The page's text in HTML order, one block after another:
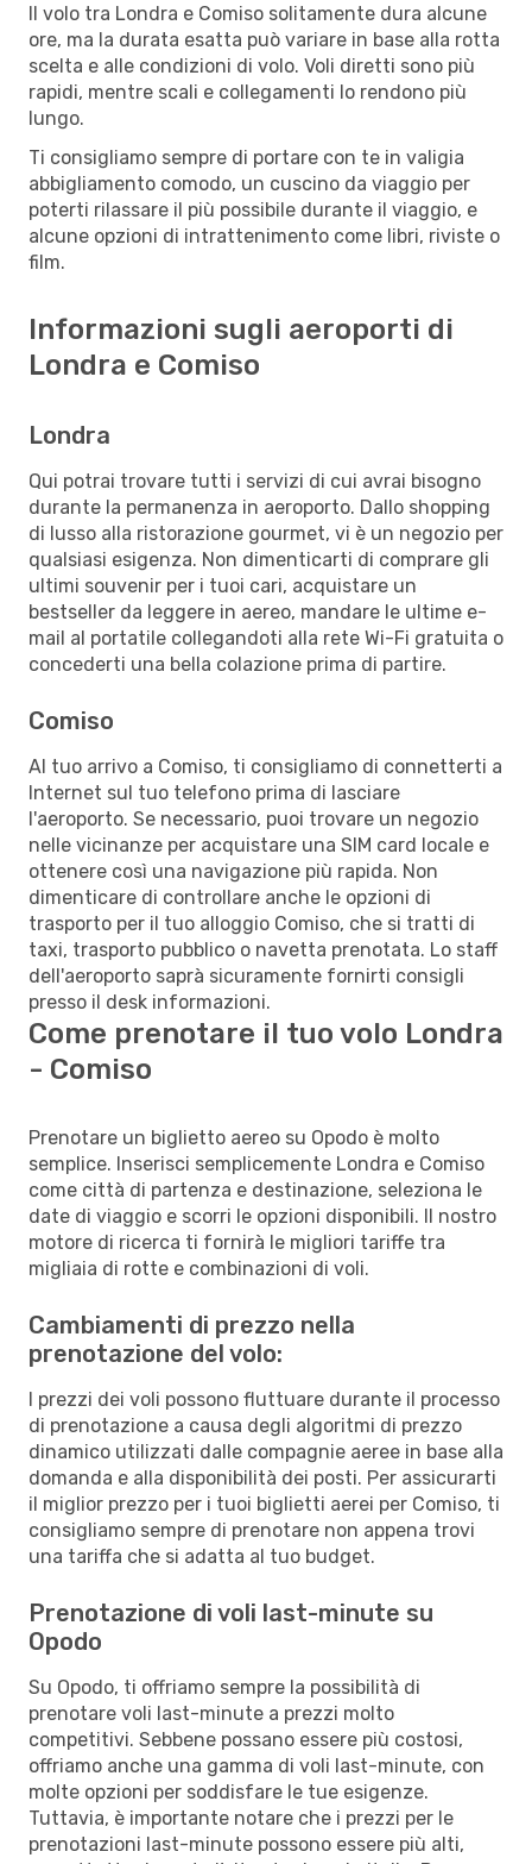
Il volo tra Londra e Comiso solitamente dura alcune
ore, ma la durata esatta può variare in base alla rotta
scelta e alle condizioni di volo. Voli diretti sono più
rapidi, mentre scali e collegamenti lo rendono più
lungo.
Ti consigliamo sempre di portare con te in valigia
abbigliamento comodo, un cuscino da viaggio per
poterti rilassare il più possibile durante il viaggio, e
alcune opzioni di intrattenimento come libri, riviste o
film.
Informazioni sugli aeroporti di
Londra e Comiso
Londra
Qui potrai trovare tutti i servizi di cui avrai bisogno
durante la permanenza in aeroporto. Dallo shopping
di lusso alla ristorazione gourmet, vi è un negozio per
qualsiasi esigenza. Non dimenticarti di comprare gli
ultimi souvenir per i tuoi cari, acquistare un
bestseller da leggere in aereo, mandare le ultime e-
mail al portatile collegandoti alla rete Wi-Fi gratuita o
concederti una bella colazione prima di partire.
Comiso
Al tuo arrivo a Comiso, ti consigliamo di connetterti a
Internet sul tuo telefono prima di lasciare
l'aeroporto. Se necessario, puoi trovare un negozio
nelle vicinanze per acquistare una SIM card locale e
ottenere così una navigazione più rapida. Non
dimenticare di controllare anche le opzioni di
trasporto per il tuo alloggio Comiso, che si tratti di
taxi, trasporto pubblico o navetta prenotata. Lo staff
dell'aeroporto saprà sicuramente fornirti consigli
presso il desk informazioni.
Come prenotare il tuo volo Londra
- Comiso
Prenotare un biglietto aereo su Opodo è molto
semplice. Inserisci semplicemente Londra e Comiso
come città di partenza e destinazione, seleziona le
date di viaggio e scorri le opzioni disponibili. Il nostro
motore di ricerca ti fornirà le migliori tariffe tra
migliaia di rotte e combinazioni di voli.
Cambiamenti di prezzo nella
prenotazione del volo:
I prezzi dei voli possono fluttuare durante il processo
di prenotazione a causa degli algoritmi di prezzo
dinamico utilizzati dalle compagnie aeree in base alla
domanda e alla disponibilità dei posti. Per assicurarti
il miglior prezzo per i tuoi biglietti aerei per Comiso, ti
consigliamo sempre di prenotare non appena trovi
una tariffa che si adatta al tuo budget.
Prenotazione di voli last-minute su
Opodo
Su Opodo, ti offriamo sempre la possibilità di
prenotare voli last-minute a prezzi molto
competitivi. Sebbene possano essere più costosi,
offriamo anche una gamma di voli last-minute, con
molte opzioni per soddisfare le tue esigenze.
Tuttavia, è importante notare che i prezzi per le
prenotazioni last-minute possono essere più alti,